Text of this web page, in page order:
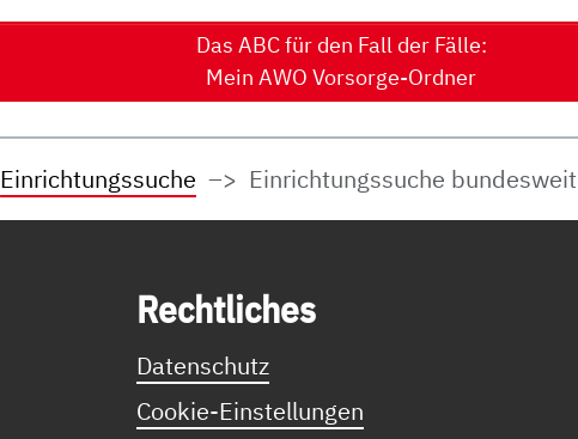
Das ABC für den Fall der Fälle:
Mein AWO Vorsorge-Ordner
Einrichtungssuche Einrichtungssuche bundesweit
Recht­li­ches
Datenschutz
Cookie-Einstellungen